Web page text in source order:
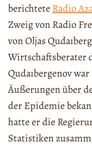
berichtete Radio
Zweig von Radio
von Oljas
Wirtschaftsberater
Qudaıbergenov
Äußerungen über
der Epidemie
hatte er die
Statistiken